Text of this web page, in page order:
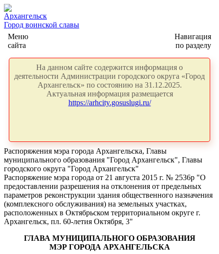
Архангельск
Город воинской славы
Меню
сайта
Навигация
по разделу
На данном сайте содержится информация о
деятельности Администрации городского округа «Город
Архангельск» по состоянию на 31.12.2025.
Актуальная информация размещается
https://arhcity.gosuslugi.ru/
Распоряжения мэра города Архангельска, Главы
муниципального образования "Город Архангельск", Главы
городского округа "Город Архангельск"
Распоряжение мэра города от 21 августа 2015 г. № 2536р "О
предоставлении разрешения на отклонения от предельных
параметров реконструкции здания общественного назначения
(комплексного обслуживания) на земельных участках,
расположенных в Октябрьском территориальном округе г.
Архангельск, пл. 60-летия Октября, 3"
ГЛАВА МУНИЦИПАЛЬНОГО ОБРАЗОВАНИЯ
МЭР ГОРОДА АРХАНГЕЛЬСКА